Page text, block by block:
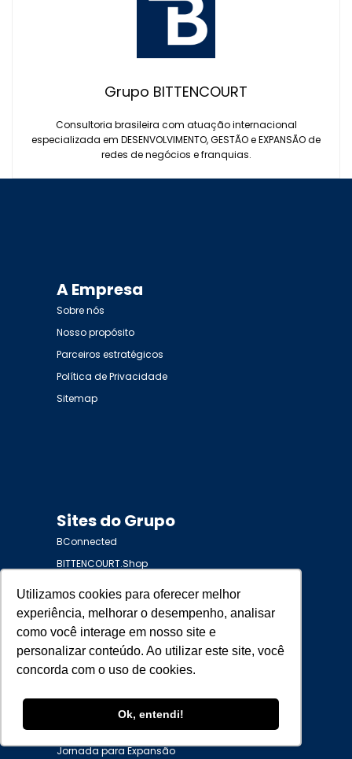
Utilizamos cookies para oferecer melhor
experiência, melhorar o desempenho, analisar
como você interage em nosso site e
personalizar conteúdo. Ao utilizar este site, você
concorda com o uso de cookies.
Ok, entendi!
Grupo BITTENCOURT
Consultoria brasileira com atuação internacional
especializada em DESENVOLVIMENTO, GESTÃO e EXPANSÃO de
redes de negócios e franquias.
A Empresa
Sobre nós
Nosso propósito
Parceiros estratégicos
Política de Privacidade
Sitemap
Sites do Grupo
BConnected
BITTENCOURT.Shop
Serviços
Jornada para acelerar o crescimento
Jornada para Expansão